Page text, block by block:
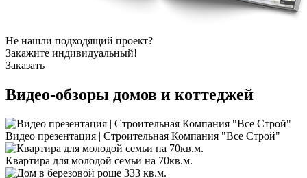
Не нашли подходящий проект?
Закажите индивидуальный!
Заказать
Видео-обзоры домов и коттеджей
Видео презентация | Строительная Компания "Все Строй"
Квартира для молодой семьи на 70кв.м.